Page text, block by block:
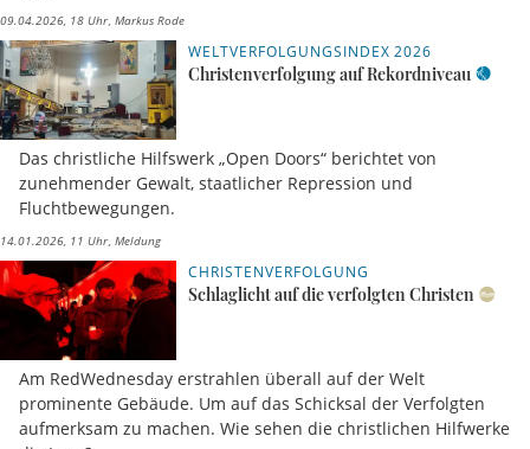
09.04.2026, 18 Uhr Markus Rode
WELTVERFOLGUNGSINDEX 2026
Christenverfolgung auf Rekordniveau
Das christliche Hilfswerk „Open Doors“ berichtet von
zunehmender Gewalt, staatlicher Repression und
Fluchtbewegungen.
14.01.2026, 11 Uhr Meldung
CHRISTENVERFOLGUNG
Schlaglicht auf die verfolgten Christen
Am RedWednesday erstrahlen überall auf der Welt
prominente Gebäude. Um auf das Schicksal der Verfolgten
aufmerksam zu machen. Wie sehen die christlichen Hilfwerke